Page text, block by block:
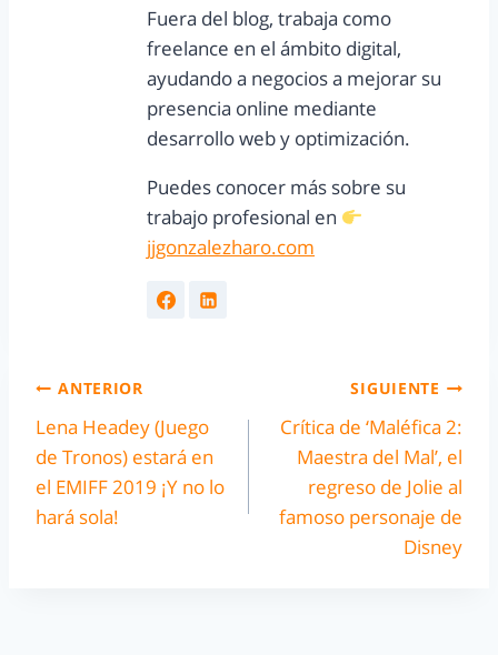
Fuera del blog, trabaja como
freelance en el ámbito digital,
ayudando a negocios a mejorar su
presencia online mediante
desarrollo web y optimización.
Puedes conocer más sobre su
trabajo profesional en
jjgonzalezharo.com
ANTERIOR
Lena Headey (Juego
de Tronos) estará en
el EMIFF 2019 ¡Y no lo
hará sola!
SIGUIENTE
Crítica de ‘Maléfica 2:
Maestra del Mal’, el
regreso de Jolie al
famoso personaje de
Disney